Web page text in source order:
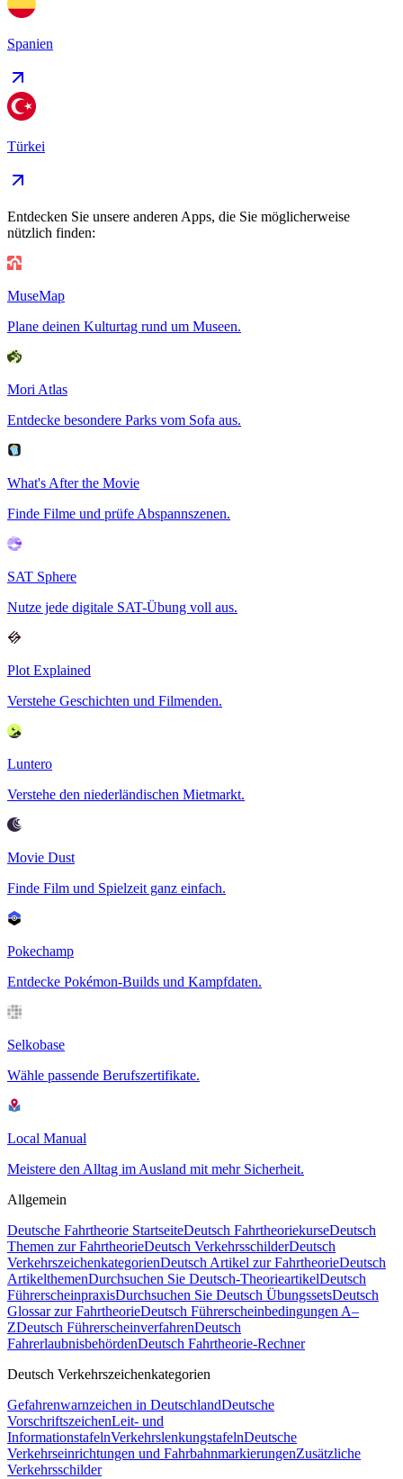
Spanien
Türkei
Entdecken Sie unsere anderen Apps, die Sie möglicherweise
nützlich finden:
MuseMap
Plane deinen Kulturtag rund um Museen.
Mori Atlas
Entdecke besondere Parks vom Sofa aus.
What's After the Movie
Finde Filme und prüfe Abspannszenen.
SAT Sphere
Nutze jede digitale SAT-Übung voll aus.
Plot Explained
Verstehe Geschichten und Filmenden.
Luntero
Verstehe den niederländischen Mietmarkt.
Movie Dust
Finde Film und Spielzeit ganz einfach.
Pokechamp
Entdecke Pokémon-Builds und Kampfdaten.
Selkobase
Wähle passende Berufszertifikate.
Local Manual
Meistere den Alltag im Ausland mit mehr Sicherheit.
Allgemein
Deutsche Fahrtheorie StartseiteDeutsch FahrtheoriekurseDeutsch
Themen zur FahrtheorieDeutsch VerkehrsschilderDeutsch
VerkehrszeichenkategorienDeutsch Artikel zur FahrtheorieDeutsch
ArtikelthemenDurchsuchen Sie Deutsch-TheorieartikelDeutsch
FührerscheinpraxisDurchsuchen Sie Deutsch ÜbungssetsDeutsch
Glossar zur FahrtheorieDeutsch Führerscheinbedingungen A–
ZDeutsch FührerscheinverfahrenDeutsch
FahrerlaubnisbehördenDeutsch Fahrtheorie-Rechner
Deutsch Verkehrszeichenkategorien
Gefahrenwarnzeichen in DeutschlandDeutsche
VorschriftszeichenLeit- und
InformationstafelnVerkehrslenkungstafelnDeutsche
Verkehrseinrichtungen und FahrbahnmarkierungenZusätzliche
Verkehrsschilder